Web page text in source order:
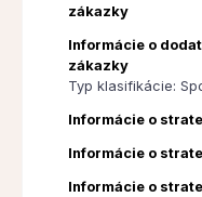
zákazky
Informácie o
zákazky
Typ klasifikácie:
Informácie o
Informácie o
Informácie o